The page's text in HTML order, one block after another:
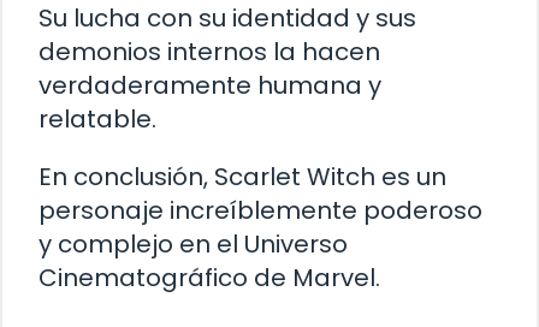
Su lucha con su identidad y sus
demonios internos la hacen
verdaderamente humana y
relatable.
En conclusión, Scarlet Witch es un
personaje increíblemente poderoso
y complejo en el Universo
Cinematográfico de Marvel.